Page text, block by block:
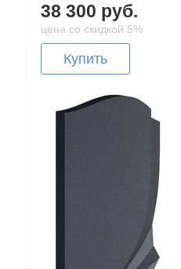
38 300 руб.
цена со скидкой 5%
Купить